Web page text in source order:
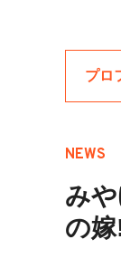
プロ
NEWS
み
の